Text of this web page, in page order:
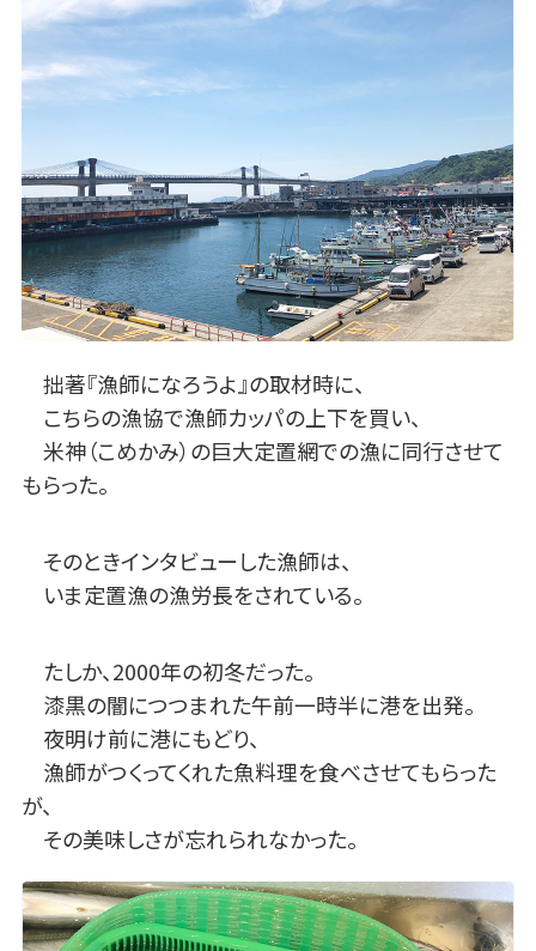
拙著『漁師になろうよ』の取材時に、
こちらの漁協で漁師カッパの上下を買い、
米神（こめかみ）の巨大定置網での漁に同行させて
もらった。
そのときインタビューした漁師は、
いま定置漁の漁労長をされている。
たしか、2000年の初冬だった。
漆黒の闇につつまれた午前一時半に港を出発。
夜明け前に港にもどり、
漁師がつくってくれた魚料理を食べさせてもらった
が、
その美味しさが忘れられなかった。